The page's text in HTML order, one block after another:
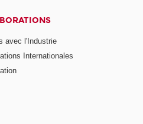
avec l'Industrie
Internationales